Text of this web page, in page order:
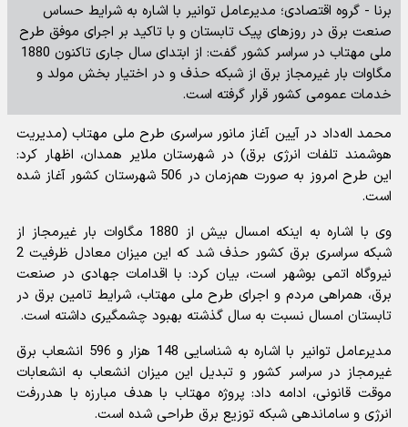
برنا - گروه اقتصادی؛ مدیرعامل توانیر با اشاره به شرایط حساس
صنعت برق در روزهای پیک تابستان و با تاکید بر اجرای موفق طرح
ملی مهتاب در سراسر کشور گفت: از ابتدای سال جاری تاکنون 1880
مگاوات بار غیرمجاز برق از شبکه حذف و در اختیار بخش مولد و
خدمات عمومی کشور قرار گرفته است.
محمد اله‌داد در آیین آغاز مانور سراسری طرح ملی مهتاب (مدیریت
هوشمند تلفات انرژی برق) در شهرستان ملایر همدان، اظهار کرد:
این طرح امروز به صورت هم‌زمان در 506 شهرستان کشور آغاز شده
است.
وی با اشاره به اینکه امسال بیش از 1880 مگاوات بار غیرمجاز از
شبکه سراسری برق کشور حذف شد که این میزان معادل ظرفیت 2
نیروگاه اتمی بوشهر است، بیان کرد: با اقدامات جهادی در صنعت
برق، همراهی مردم و اجرای طرح ملی مهتاب، شرایط تامین برق در
تابستان امسال نسبت به سال گذشته بهبود چشمگیری داشته است.
مدیرعامل توانیر با اشاره به شناسایی 148 هزار و 596 انشعاب برق
غیرمجاز در سراسر کشور و تبدیل این میزان انشعاب به انشعابات
موقت قانونی، ادامه داد: پروژه مهتاب با هدف مبارزه با هدررفت
انرژی و ساماندهی شبکه توزیع برق طراحی شده است.